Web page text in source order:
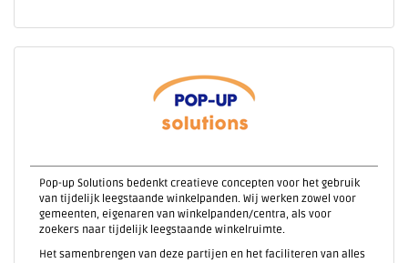
Pop-up Solutions bedenkt creatieve concepten voor het gebruik
van tijdelijk leegstaande winkelpanden. Wij werken zowel voor
gemeenten, eigenaren van winkelpanden/centra, als voor
zoekers naar tijdelijk leegstaande winkelruimte.
Het samenbrengen van deze partijen en het faciliteren van alles